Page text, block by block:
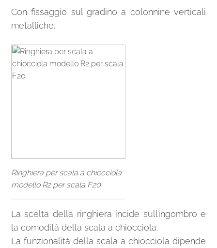
Con fissaggio sul gradino a colonnine verticali
metalliche.
Ringhiera per scala a chiocciola
modello R2 per scala F20
La scelta della ringhiera incide sull’ingombro e
la comodità della scala a chiocciola.
La funzionalità della scala a chiocciola dipende